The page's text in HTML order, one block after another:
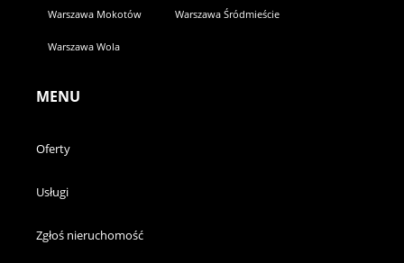
Warszawa Mokotów Warszawa Śródmieście
Warszawa Wola
MENU
Oferty
Usługi
Zgłoś nieruchomość